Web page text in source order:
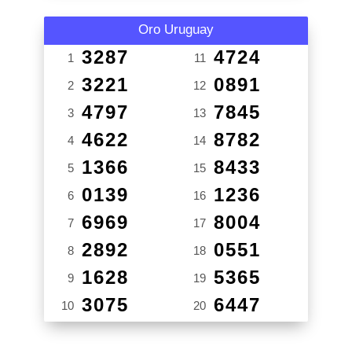
Oro Uruguay
1 3287
2 3221
3 4797
4 4622
5 1366
6 0139
7 6969
8 2892
9 1628
10 3075
11 4724
12 0891
13 7845
14 8782
15 8433
16 1236
17 8004
18 0551
19 5365
20 6447